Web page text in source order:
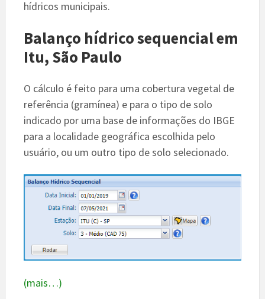
hídricos municipais.
Balanço hídrico sequencial em
Itu, São Paulo
O cálculo é feito para uma cobertura vegetal de
referência (gramínea) e para o tipo de solo
indicado por uma base de informações do IBGE
para a localidade geográfica escolhida pelo
usuário, ou um outro tipo de solo selecionado.
(mais…)